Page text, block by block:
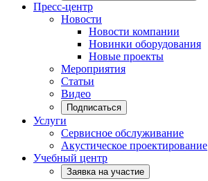
Пресс-центр
Новости
Новости компании
Новинки оборудования
Новые проекты
Мероприятия
Статьи
Видео
Подписаться
Услуги
Сервисное обслуживание
Акустическое проектирование
Учебный центр
Заявка на участие